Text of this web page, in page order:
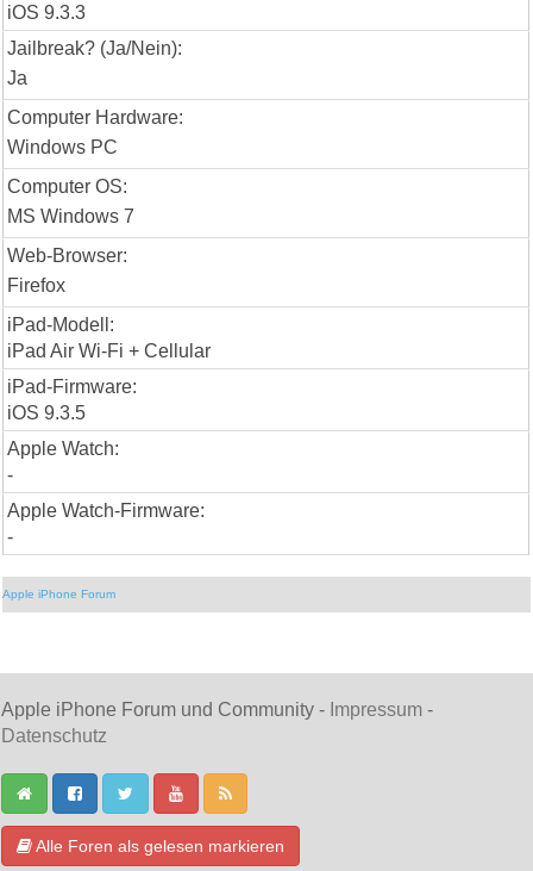
iOS 9.3.3
Jailbreak? (Ja/Nein):
Ja
Computer Hardware:
Windows PC
Computer OS:
MS Windows 7
Web-Browser:
Firefox
iPad-Modell:
iPad Air Wi-Fi + Cellular
iPad-Firmware:
iOS 9.3.5
Apple Watch:
-
Apple Watch-Firmware:
-
Apple iPhone Forum
Apple iPhone Forum und Community - Impressum -
Datenschutz
Alle Foren als gelesen markieren